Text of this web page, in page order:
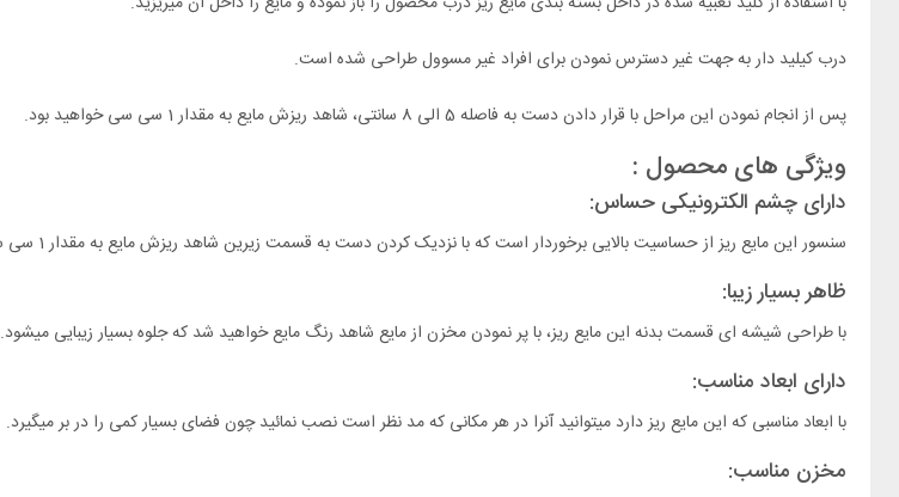
درب کیلید دار به جهت غیر دسترس نمودن برای افراد غیر مسوول طراحی شده است.
پس از انجام نمودن این مراحل با قرار دادن دست به فاصله 5 الی 8 سانتی، شاهد ریزش مایع به مقدار 1 سی سی خواهید بود.
ویژگی های محصول :
دارای چشم الکترونیکی حساس:
سنسور این مایع ریز از حساسیت بالایی برخوردار است که با نزدیک کردن دست به قسمت زیرین شاهد ریزش مایع به مقدار 1 سی سی خواهید بود.
ظاهر بسیار زیبا:
با طراحی شیشه ای قسمت بدنه این مایع ریز، با پر نمودن مخزن از مایع شاهد رنگ مایع خواهید شد که جلوه بسیار زیبایی میشود.
دارای ابعاد مناسب:
با ابعاد مناسبی که این مایع ریز دارد میتوانید آنرا در هر مکانی که مد نظر است نصب نمائید چون فضای بسیار کمی را در بر میگیرد.
مخزن مناسب: